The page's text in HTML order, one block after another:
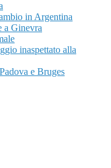
in Argentina
a Ginevra
inaspettato alla
e Bruges